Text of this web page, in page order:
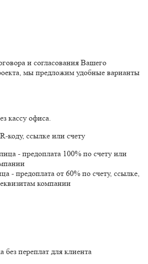
и согласования Вашего
мы предложим удобные варианты
кассу офиса.
коду, ссылке или счету
- предоплата 100% по счету или
- предоплата от 60% по счету, ссылке,
компании
без переплат для клиента